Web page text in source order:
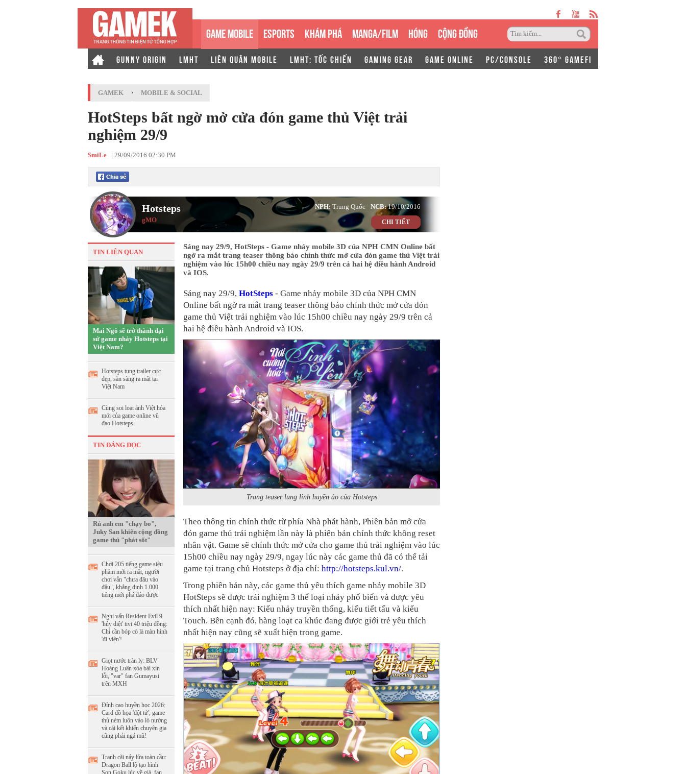
GAME MOBILE ESPORTS KHÁM PHÁ MANGA/FILM HÓNG CỘNG ĐỒNG
GUNNY ORIGIN LMHT LIÊN QUÂN MOBILE LMHT: TỐC CHIẾN GAMING GEAR GAME ONLINE PC/CONSOLE 360° GAMEFI
GAMEK › MOBILE & SOCIAL
HotSteps bất ngờ mở cửa đón game thủ Việt trải
nghiệm 29/9
SmiLe | 29/09/2016 02:30 PM
Hotsteps
gMO
19/10/2016
NCB:
Trung Quốc
NPH:
CHI TIẾT
TIN LIÊN QUAN
Mai Ngô sẽ trở thành đại
sứ game nhảy Hotsteps tại
Việt Nam?
Hotsteps tung trailer cực
đẹp, sẵn sàng ra mắt tại
Việt Nam
Cùng soi loạt ảnh Việt hóa
mới của game online vũ
đạo Hotsteps
TIN ĐÁNG ĐỌC
Rủ anh em "chạy bo",
Juky San khiến cộng đồng
game thủ "phát sốt"
Chơi 205 tiếng game siêu
phẩm mới ra mắt, người
chơi vẫn "chưa đâu vào
đâu", khẳng định 1.000
tiếng mới phá đảo được
Nghi vấn Resident Evil 9
'hủy diệt' tivi 40 triệu đồng:
Chỉ cần bóp cò là màn hình
'đi viện'!
Giọt nước tràn ly: BLV
Hoàng Luân xóa bài xin
lỗi, "var" fan Gumayusi
trên MXH
Đỉnh cao huyền học 2026:
Card đồ họa 'đột tử', game
thủ ném luôn vào lò nướng
và cái kết khiến chuyên gia
cũng phải ngả mũ!
Tranh cãi nảy lửa toàn cầu:
Dragon Ball lộ tạo hình
Son Goku lúc về già, fan
Sáng nay 29/9, HotSteps - Game nhảy mobile 3D của NPH CMN Online bất
ngờ ra mắt trang teaser thông báo chính thức mở cửa đón game thủ Việt trải
nghiệm vào lúc 15h00 chiều nay ngày 29/9 trên cả hai hệ điều hành Android
và IOS.
Sáng nay 29/9, HotSteps - Game nhảy mobile 3D của NPH CMN
Online bất ngờ ra mắt trang teaser thông báo chính thức mở cửa đón
game thủ Việt trải nghiệm vào lúc 15h00 chiều nay ngày 29/9 trên cả
hai hệ điều hành Android và IOS.
Trang teaser lung linh huyền ảo của Hotsteps
Theo thông tin chính thức từ phía Nhà phát hành, Phiên bản mở cửa
đón game thủ trải nghiệm lần này là phiên bản chính thức không reset
nhân vật. Game sẽ chính thức mở cửa cho game thủ trải nghiệm vào lúc
15h00 chiều nay ngày 29/9, ngay lúc này các game thủ đã có thể tải
game tại trang chủ Hotsteps ở địa chỉ: http://hotsteps.kul.vn/.
Trong phiên bản này, các game thủ yêu thích game nhảy mobile 3D
HotSteps sẽ được trải nghiệm 3 thể loại nhảy phổ biến và được yêu
thích nhất hiện nay: Kiểu nhảy truyền thống, kiểu tiết tấu và kiểu
Touch. Bên cạnh đó, hàng loạt ca khúc đang được giới trẻ yêu thích
nhất hiện nay cũng sẽ xuất hiện trong game.